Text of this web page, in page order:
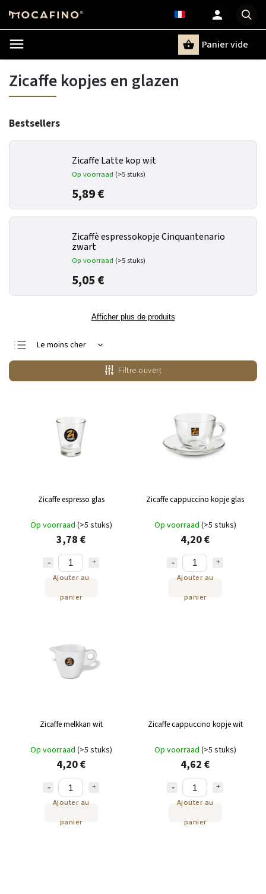
Panier vide
Zicaffe kopjes en glazen
Bestsellers
Zicaffe Latte kop wit
Op voorraad (>5 stuks)
5,89 €
Zicaffè espressokopje Cinquantenario
zwart
Op voorraad (>5 stuks)
5,05 €
Afficher plus de produits
Le moins cher
Le plus cher
Bestsellers
Filtre ouvert
Zicaffe espresso glas
Op voorraad (>5 stuks)
3,78 €
Ajouter au
panier
Zicaffe cappuccino kopje glas
Op voorraad (>5 stuks)
4,20 €
Ajouter au
panier
Zicaffe melkkan wit
Op voorraad (>5 stuks)
4,20 €
Ajouter au
panier
Zicaffe cappuccino kopje wit
Op voorraad (>5 stuks)
4,62 €
Ajouter au
panier